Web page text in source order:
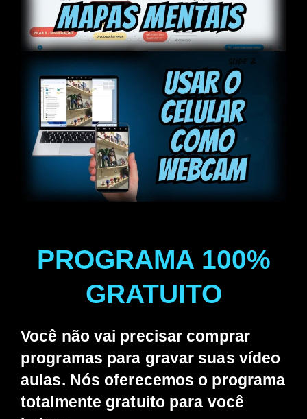
PROGRAMA 100%
GRATUITO
Você não vai precisar comprar
programas para gravar suas vídeo
aulas. Nós oferecemos o programa
totalmente gratuito para você